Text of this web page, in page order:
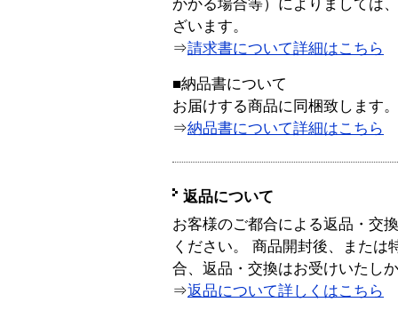
かかる場合等）によりましては
ざいます。
⇒請求書について詳細はこちら
■納品書について
お届けする商品に同梱致します。
⇒納品書について詳細はこちら
返品について
お客様のご都合による返品・交
ください。 商品開封後、または
合、返品・交換はお受けいたし
⇒返品について詳しくはこちら